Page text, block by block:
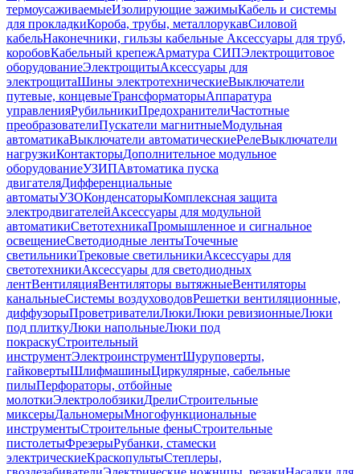
термоусаживаемыеИзолирующие зажимыКабель и системы
для прокладкиКороба, трубы, металлорукавСиловой
кабельНаконечники, гильзы кабельные Аксессуары для труб,
коробовКабельный крепежАрматура СИПЭлектрощитовое
оборудованиеЭлектрощитыАксессуары для
электрощитаШины электротехническиеВыключатели
путевые, концевыеТрансформаторыАппаратура
управленияРубильникиПредохранителиЧастотные
преобразователиПускатели магнитныеМодульная
автоматикаВыключатели автоматическиеРелеВыключатели
нагрузкиКонтакторыДополнительное модульное
оборудованиеУЗИПАвтоматика пуска
двигателяДифференциальные
автоматыУЗОКонденсаторыКомплексная защита
электродвигателейАксессуары для модульной
автоматикиСветотехникаПромышленное и сигнальное
освещениеСветодиодные лентыТочечные
светильникиТрековые светильникиАксессуары для
светотехникиАксессуары для светодиодных
лентВентиляцияВентиляторы вытяжныеВентиляторы
канальныеСистемы воздуховодовРешетки вентиляционные,
диффузорыПроветривателиЛюкиЛюки ревизионныеЛюки
под плиткуЛюки напольныеЛюки под
покраскуСтроительный
инструментЭлектроинструментШуруповерты,
гайковертыШлифмашиныЦиркулярные, сабельные
пилыПерфораторы, отбойные
молоткиЭлектролобзикиДрелиСтроительные
миксерыДальномерыМногофункциональные
инструментыСтроительные феныСтроительные
пистолетыФрезерыРубанки, стамески
электрическиеКраскопультыСтеплеры,